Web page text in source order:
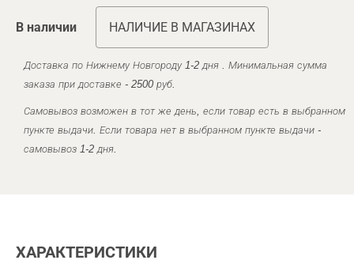
В наличии НАЛИЧИЕ В МАГАЗИНАХ
Доставка по Нижнему Новгороду 1-2 дня . Минимальная сумма
заказа при доставке - 2500 руб.
Самовывоз возможен в тот же день, если товар есть в выбранном
пункте выдачи. Если товара нет в выбранном пункте выдачи -
самовывоз 1-2 дня.
ХАРАКТЕРИСТИКИ